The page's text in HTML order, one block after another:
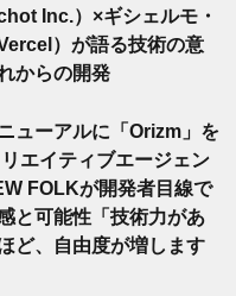
Inc.）×ギシェルモ・
）が語る技術の意
からの開発
ューアルに「Orizm」を
エイティブエージェン
FOLKが開発者目線で
と可能性「技術力があ
ど、自由度が増します